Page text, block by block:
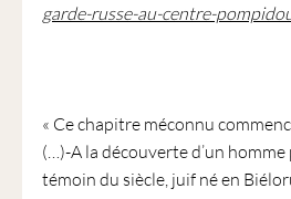
garde-russe-au-centre-
« Ce chapitre méconnu
(…)-A la découverte d’un
témoin du siècle, juif né en